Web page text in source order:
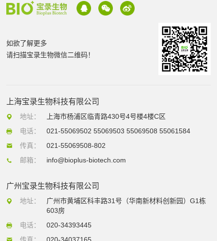
如欲了解更多
请扫描宝录生物微信二维码！
上海宝录生物科技有限公司
地址：
上海市杨浦区临青路430号4号楼4楼C区
电话：
021-55069502 55069503 55069508 55061584
传真：
021-55069508-802
邮箱：
info@bioplus-biotech.com
广州宝录生物科技有限公司
地址：
广州市黄埔区科丰路31号（华南新材料创新园）G1栋
603房
电话：
020-34393445